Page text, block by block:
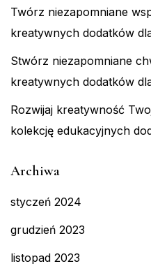
Twórz niezapomniane
kreatywnych dodatków
Stwórz niezapomniane
kreatywnych dodatków
Rozwijaj kreatywność
kolekcję edukacyjnych
Archiwa
styczeń 2024
grudzień 2023
listopad 2023